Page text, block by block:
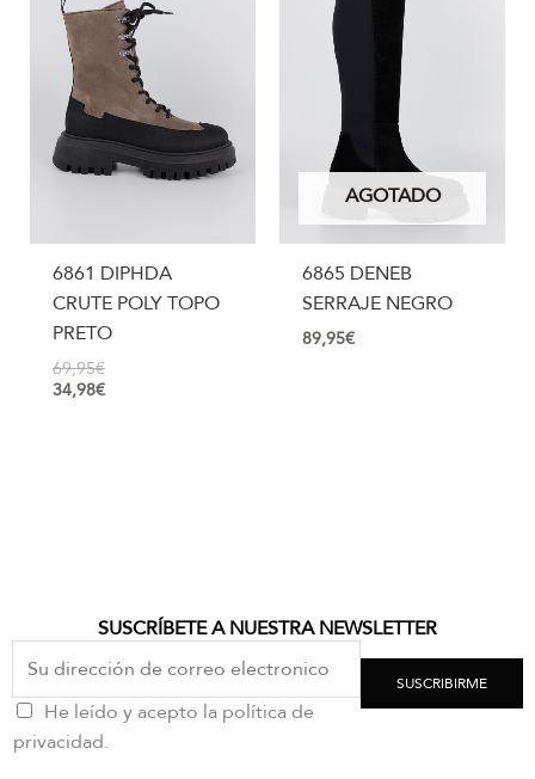
6861 DIPHDA
CRUTE POLY TOPO
PRETO
69,95€
34,98€
AGOTADO
6865 DENEB
SERRAJE NEGRO
89,95€
SUSCRÍBETE A NUESTRA NEWSLETTER
He leído y acepto la política de
privacidad.
SUSCRIBIRME